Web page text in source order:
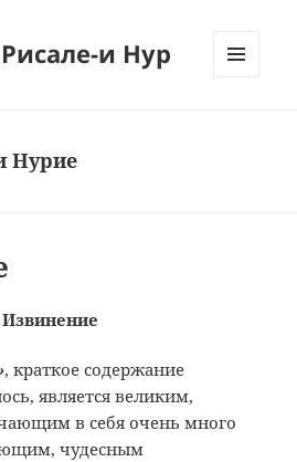
и Нур
Нурие
Извинение
, краткое содержание
является великим,
в себя очень много
чудесным